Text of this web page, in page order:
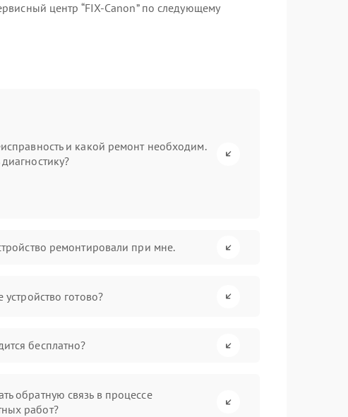
центр “FIX-Canon” по следующему
и какой ремонт необходим.
ремонтировали при мне.
готово?
бесплатно?
обратную связь в процессе
работ?